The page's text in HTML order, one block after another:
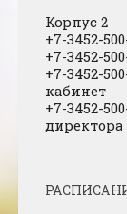
Корпус 2
+7-3452-
+7-3452-
+7-3452-
кабинет
+7-3452-